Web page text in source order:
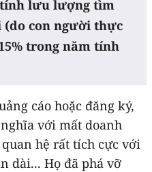
lưu lượng tìm
con người thực
trong năm tính
cáo hoặc đăng ký,
với mất doanh
hệ rất tích cực với
dài... Họ đã phá vỡ